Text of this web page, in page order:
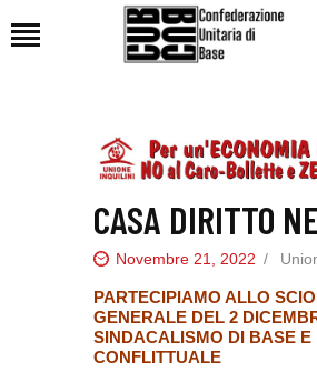
HOME
SEDI
NEWS
PODCAST CUB
TG CUB
INTERNAZIONALE
CASA DIRITTO
Novembre 21, 2022
PARTECIPIAMO ALLO
GENERALE DEL 2
SINDACALISMO DI BASE E
CONFLITTUALE